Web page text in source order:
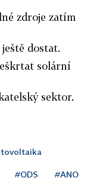
zdroje zatím
dostat.
solární
sektor.
#ODS #ANO